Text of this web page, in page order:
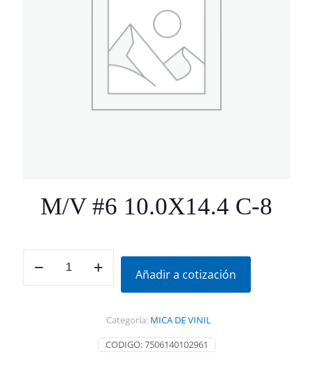
M/V #6 10.0X14.4 C-8
Añadir a cotización
CODIGO:7506140102961
Categoría: MICA DE VINIL